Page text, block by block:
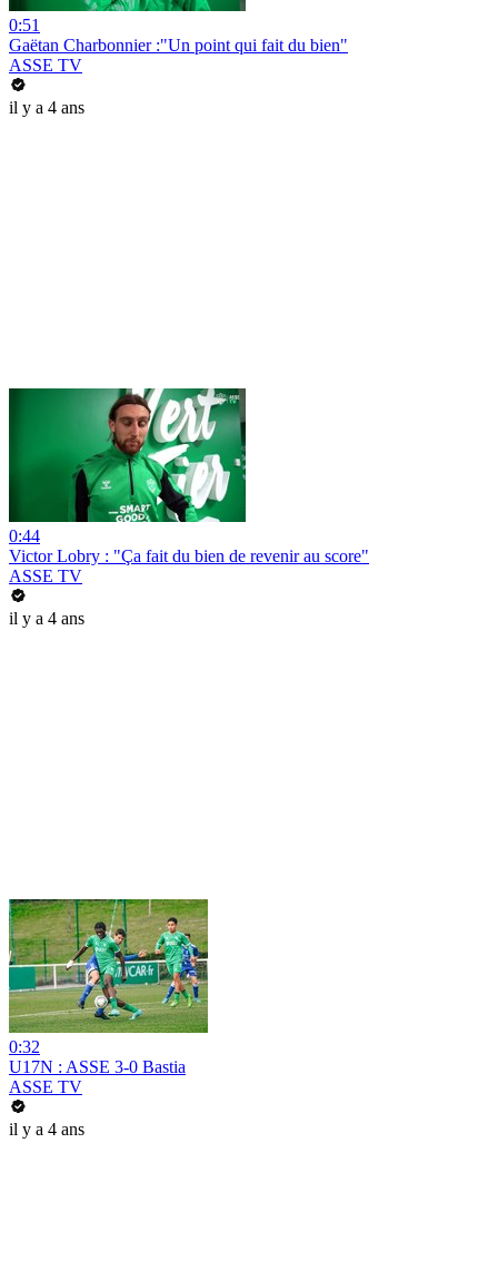
0:51
Gaëtan Charbonnier :"Un point qui fait du bien"
ASSE TV
il y a 4 ans
0:44
Victor Lobry : "Ça fait du bien de revenir au score"
ASSE TV
il y a 4 ans
0:32
U17N : ASSE 3-0 Bastia
ASSE TV
il y a 4 ans